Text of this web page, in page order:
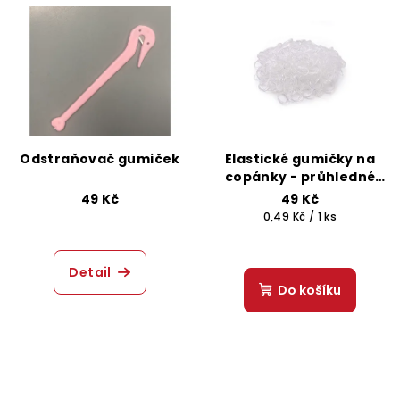
Odstraňovač gumiček
49 Kč
Detail
Elastické gumičky na
copánky - průhledné
100 ks
49 Kč
Měrná
0,49 Kč / 1 ks
Do košíku